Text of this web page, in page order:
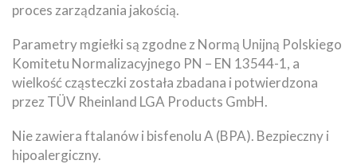
proces zarządzania jakością.
Parametry mgiełki są zgodne z Normą Unijną Polskiego
Komitetu Normalizacyjnego PN – EN 13544-1, a
wielkość cząsteczki została zbadana i potwierdzona
przez TÜV Rheinland LGA Products GmbH.
Nie zawiera ftalanów i bisfenolu A (BPA). Bezpieczny i
hipoalergiczny.